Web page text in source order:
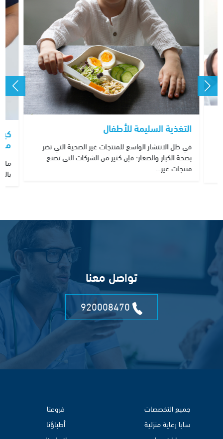
التغذية السليمة للأطفال
في ظل الانتشار الواسع للمنتجات غير الصحية التي تضر
بصحة الكبار والصغار؛ فإن كثير من الشركات التي تصنع
منتجات غير…
ما
تواصل معنا
جميع التخصصات
سابا رعاية منزلية
فروعنا
أطباؤنا